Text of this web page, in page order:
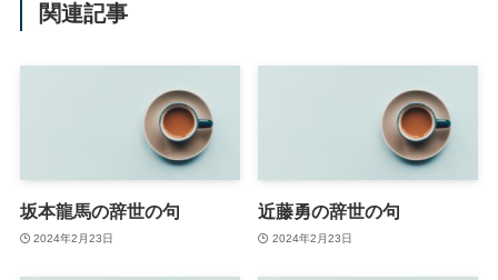
関連記事
坂本龍馬の辞世の句
2024年2月23日
近藤勇の辞世の句
2024年2月23日